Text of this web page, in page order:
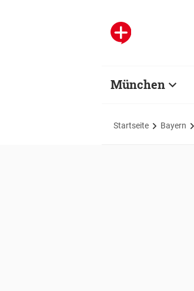
München
Startseite Bayern